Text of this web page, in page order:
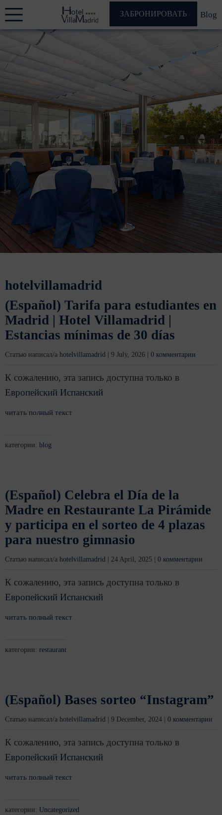
ЗАБРОНИРОВАТЬ Blog
hotelvillamadrid
(Español) Tarifa para estudiantes en
Madrid | Hotel Villamadrid |
Estancias mínimas de 30 días
Статью написал/а hotelvillamadrid 9 July, 2026 0 комментарии
К сожалению, эта запись доступна только в
Европейский Испанский
читать полный текст
категории: blog
(Español) Celebra el Día de la
Madre en Restaurante La Pirámide
y participa en el sorteo de 4 plazas
para nuestro gimnasio
Статью написал/а hotelvillamadrid 24 April, 2025 0 комментарии
К сожалению, эта запись доступна только в
Европейский Испанский
читать полный текст
категории: restaurant
(Español) Bases sorteo “Instagram”
Статью написал/а hotelvillamadrid 9 December, 2024 0 комментарии
К сожалению, эта запись доступна только в
Европейский Испанский
читать полный текст
категории: Uncategorized